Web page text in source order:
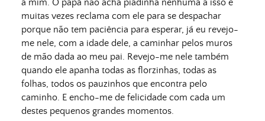
a mim. O papá não acha piadinha nenhuma a isso e
muitas vezes reclama com ele para se despachar
porque não tem paciência para esperar, já eu revejo-
me nele, com a idade dele, a caminhar pelos muros
de mão dada ao meu pai. Revejo-me nele também
quando ele apanha todas as florzinhas, todas as
folhas, todos os pauzinhos que encontra pelo
caminho. E encho-me de felicidade com cada um
destes pequenos grandes momentos.